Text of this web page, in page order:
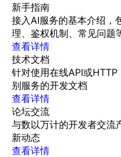
新手指南
接入AI服务的基本介绍，
理、鉴权机制、常见问题
查看详情
技术文档
针对使用在线API或
别服务的开发文档
查看详情
论坛交流
与数以万计的开发者交流
新动态
查看详情